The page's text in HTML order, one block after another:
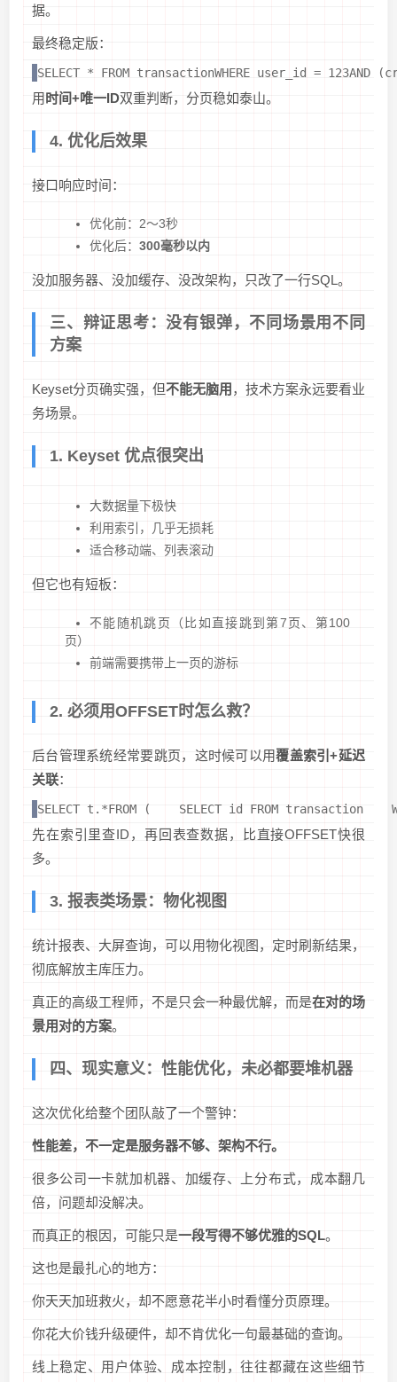
据。
最终稳定版：
SELECT * FROM transactionWHERE user_id =
用时间+唯一ID双重判断，分页稳如泰山。
4. 优化后效果
接口响应时间：
优化前：2～3秒
优化后： 300毫秒以内
没加服务器、没加缓存、没改架构，只改了一行SQL。
三、辩证思考：没有银弹，不同场景用不同
方案
Keyset分页确实强，但不能无脑用 ，技术方案永远要看业
务场景。
1. Keyset 优点很突出
大数据量下极快
利用索引，几乎无损耗
适合移动端、列表滚动
但它也有短板：
不能随机跳页（比如直接跳到第7页、第100
页）
前端需要携带上一页的游标
2. 必须用OFFSET时怎么救？
后台管理系统经常要跳页，这时候可以用覆盖索引+延迟
关联：
SELECT t.*FROM (    SELECT id FROM transaction
先在索引里查ID，再回表查数据，比直接OFFSET快很
多。
3. 报表类场景：物化视图
统计报表、大屏查询，可以用物化视图，定时刷新结果，
彻底解放主库压力。
真正的高级工程师，不是只会一种最优解，而是在对的场
景用对的方案。
四、现实意义：性能优化，未必都要堆机器
这次优化给整个团队敲了一个警钟：
性能差，不一定是服务器不够、架构不行。
很多公司一卡就加机器、加缓存、上分布式，成本翻几
倍，问题却没解决。
而真正的根因，可能只是一段写得不够优雅的SQL。
这也是最扎心的地方：
你天天加班救火，却不愿意花半小时看懂分页原理。
你花大价钱升级硬件，却不肯优化一句最基础的查询。
线上稳定、用户体验、成本控制，往往都藏在这些细节